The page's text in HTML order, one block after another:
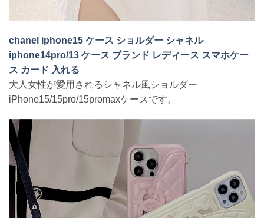
chanel iphone15 ケース ショルダー シャネル
iphone14pro/13 ケース ブランド レディース スマホケー
ス カード 入れる
大人女性が愛用されるシャネル風ショルダー
iPhone15/15pro/15promaxケースです。